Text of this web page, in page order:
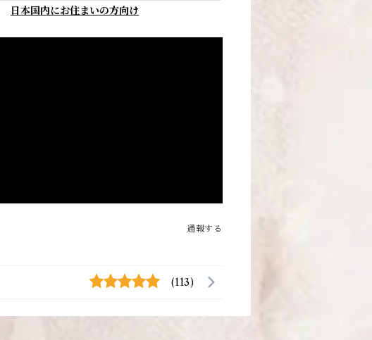
日本国内にお住まいの方向け
通報する
(113)